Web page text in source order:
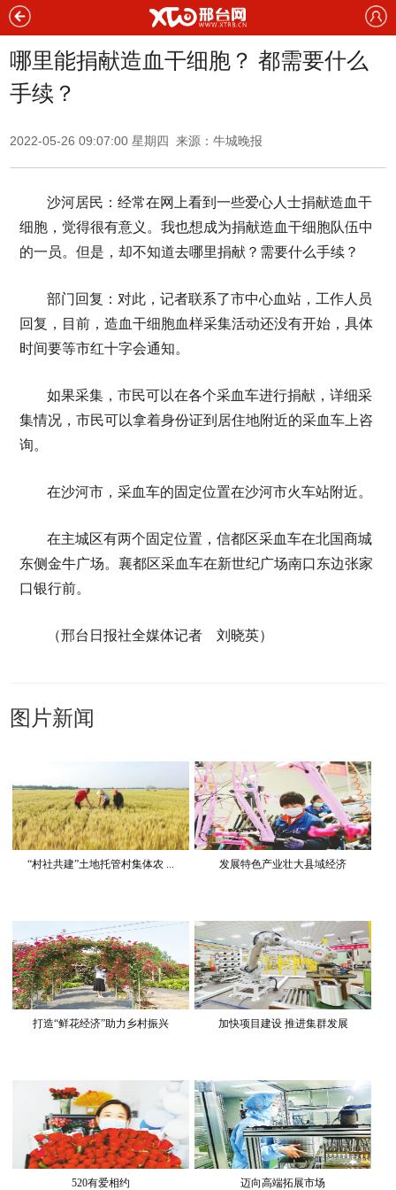
哪里能捐献造血干细胞？ 都需要什么
手续？
2022-05-26 09:07:00 星期四 来源：牛城晚报
沙河居民：经常在网上看到一些爱心人士捐献造血干
细胞，觉得很有意义。我也想成为捐献造血干细胞队伍中
的一员。但是，却不知道去哪里捐献？需要什么手续？
部门回复：对此，记者联系了市中心血站，工作人员
回复，目前，造血干细胞血样采集活动还没有开始，具体
时间要等市红十字会通知。
如果采集，市民可以在各个采血车进行捐献，详细采
集情况，市民可以拿着身份证到居住地附近的采血车上咨
询。
在沙河市，采血车的固定位置在沙河市火车站附近。
在主城区有两个固定位置，信都区采血车在北国商城
东侧金牛广场。襄都区采血车在新世纪广场南口东边张家
口银行前。
（邢台日报社全媒体记者 刘晓英）
图片新闻
“村社共建”土地托管村集体农 ... 发展特色产业壮大县域经济
打造“鲜花经济”助力乡村振兴 加快项目建设 推进集群发展
520有爱相约 迈向高端拓展市场